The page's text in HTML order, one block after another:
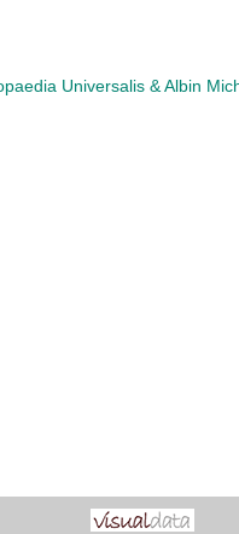
Universalis & Albin